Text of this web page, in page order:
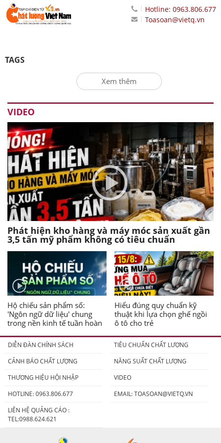
Hotline: 0963.806.677
Toasoan@vietq.vn
TAGS
Xem thêm
VIDEO
Phát hiện kho hàng và máy móc sản xuất gần
3,5 tấn mỹ phẩm không có tiêu chuẩn
Hộ chiếu sản phẩm số:
'Ngôn ngữ dữ liệu' chung
trong nền kinh tế tuần hoàn
Hiểu đúng quy chuẩn kỹ
thuật khi lựa chọn ghế ngồi
ô tô cho trẻ
DIỄN ĐÀN CHÍNH SÁCH
TIÊU CHUẨN CHẤT LƯỢNG
CẢNH BÁO CHẤT LƯỢNG
NĂNG SUẤT CHẤT LƯỢNG
THƯƠNG HIỆU HỘI NHẬP
VIDEO
HOTLINE: 0963.806.677
EMAIL:TOASOAN@VIETQ.VN
LIÊN HỆ QUẢNG CÁO :
TEL:0988.624.621